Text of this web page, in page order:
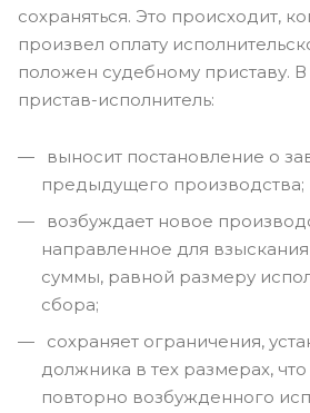
сохраняться. Это происходит,
произвел оплату
положен судебному приставу. В
пристав-исполнитель:
выносит постановление о
предыдущего производства;
возбуждает новое
направленное для
суммы, равной размеру
сбора;
сохраняет ограничения,
должника в тех размерах,
повторно возбужденного